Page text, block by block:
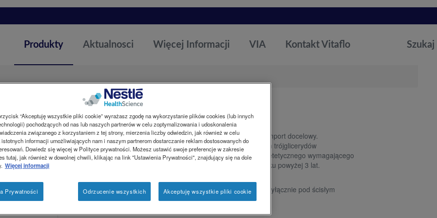
Produkty Aktualnosci Więcej Informacji VIA Kontakt Vitaflo Szukaj
MCTprocal
Żywność specjalnego przeznaczenia medycznego. Produkt na import docelowy.
Produkt w postaci proszku o neutralnym smaku, będący źródłem trójglicerydów
średniołańcuchowych (MCT) przeznaczony do postępowania dietetycznego wymagającego
stosowania diety o wysokiej zawartości MCT, u pacjentów w wieku powyżej 3 lat.
MCTProcal jest przeznaczony do postępowania dietetycznego wyłącznie pod ścisłym
nadzorem lekarza.
“Akceptuję wszystkie pliki cookie” wyrażasz zgodę na wykorzystanie plików cookies (lub innych
pochodzących od nas lub naszych partnerów w celu zoptymalizowania i udoskonalenia
związanego z korzystaniem z tej strony, mierzenia liczby odwiedzin, jak również w celu
istotnych informacji umożliwiających nam i naszym partnerom dostarczanie reklam dostosowanych do
Dowiedz się więcej w Polityce prywatności. Możesz ustawić swoje preferencje w zakresie
tutaj, jak również w dowolnej chwili, klikając na link "Ustawienia Prywatności", znajdujący się na dole
Więcej informacji
Prywatności Odrzucenie wszystkich Akceptuję wszystkie pliki cookie